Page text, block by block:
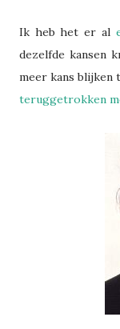
Ik heb het er al
dezelfde kansen
meer kans blijken
teruggetrokken